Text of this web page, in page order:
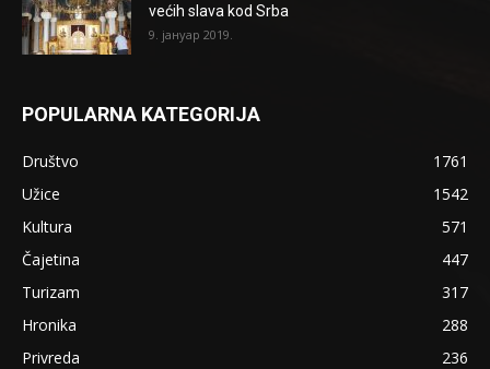
većih slava kod Srba
9. јануар 2019.
POPULARNA KATEGORIJA
Društvo
1761
Užice
1542
Kultura
571
Čajetina
447
Turizam
317
Hronika
288
Privreda
236